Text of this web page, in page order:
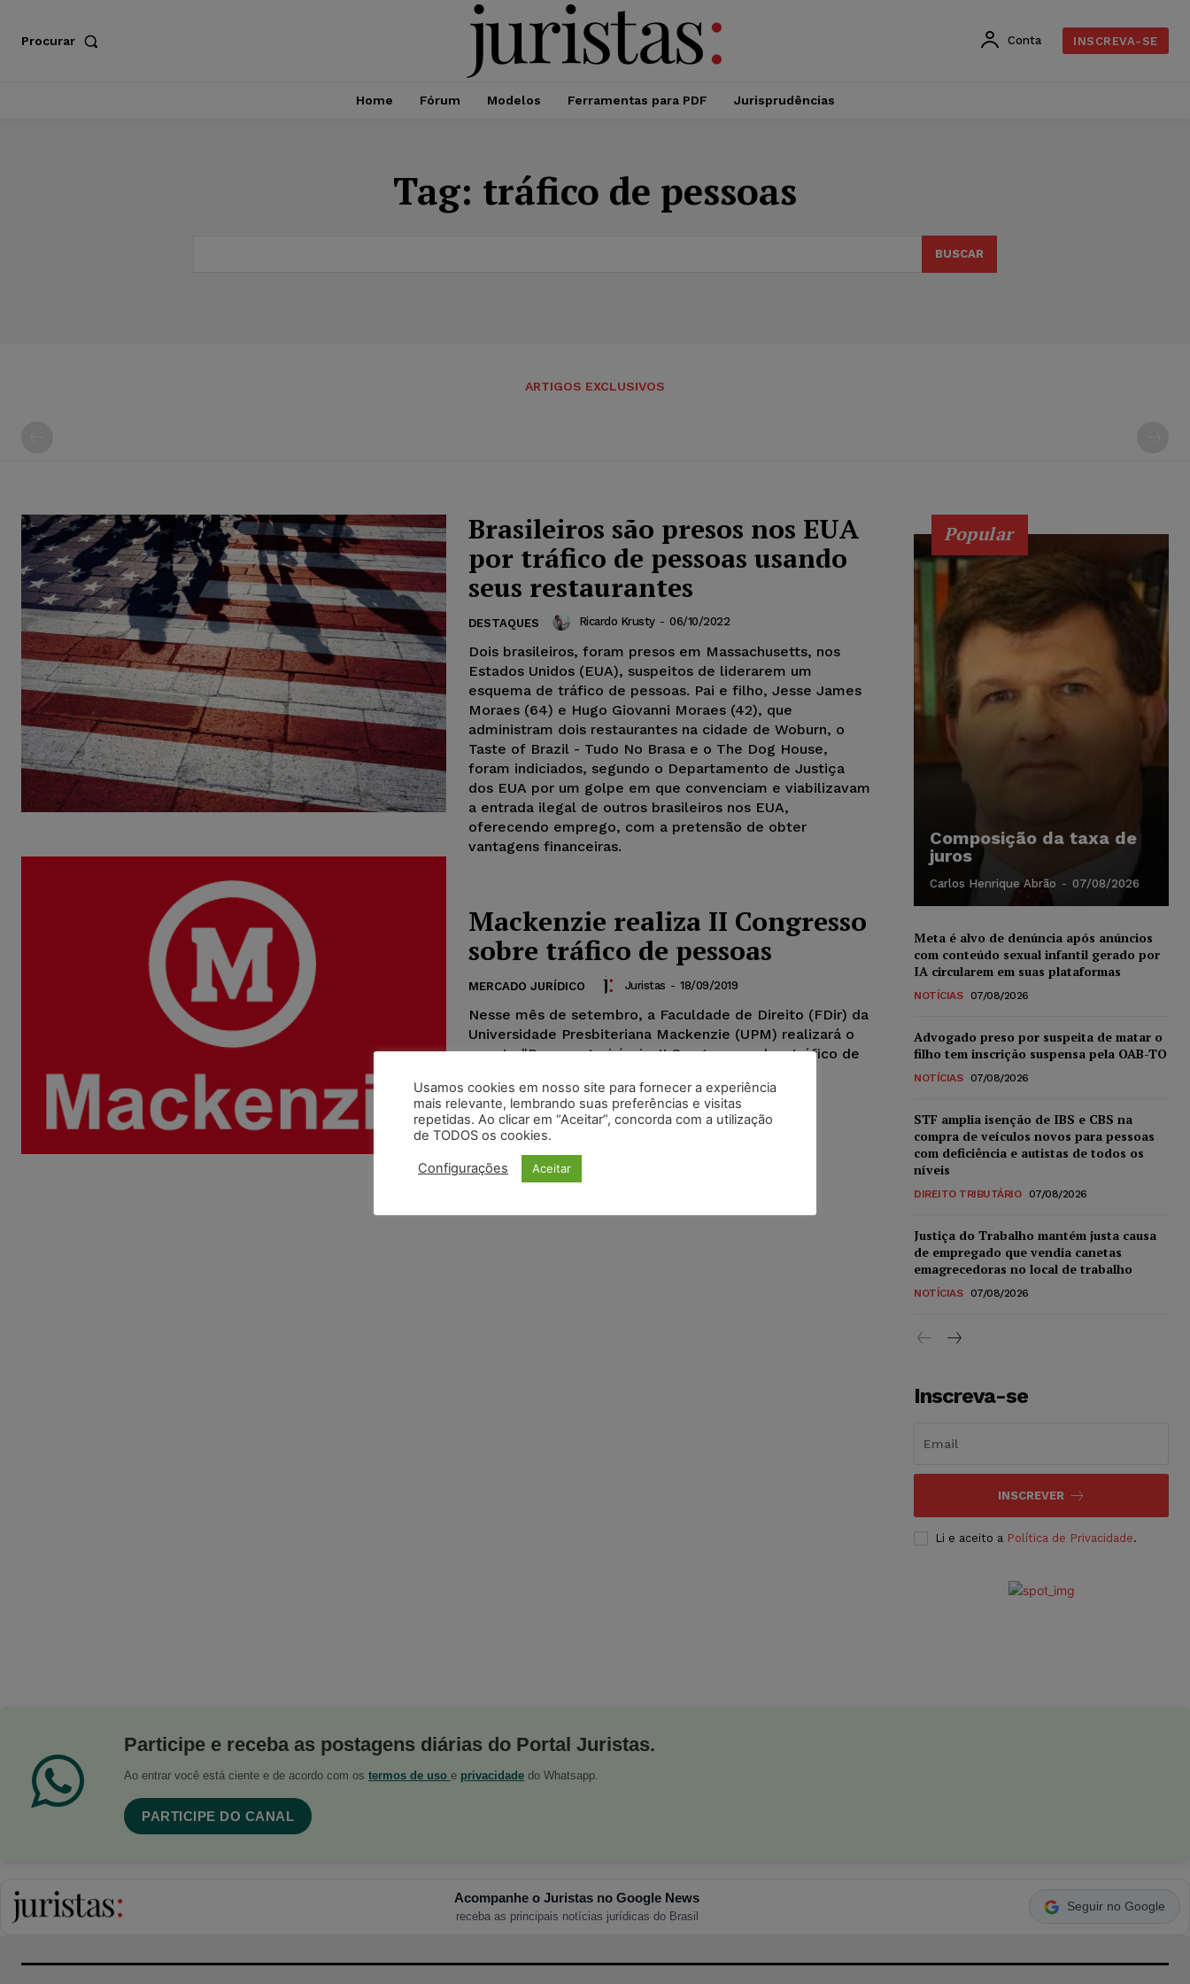
Procurar Conta INSCREVA-SE
Home Fórum Modelos Ferramentas para PDF Jurisprudências
Tag: tráfico de pessoas
BUSCAR
ARTIGOS EXCLUSIVOS
Brasileiros são presos nos EUA
por tráfico de pessoas usando
seus restaurantes
DESTAQUES Ricardo Krusty - 06/10/2022
Dois brasileiros, foram presos em Massachusetts, nos
Estados Unidos (EUA), suspeitos de liderarem um
esquema de tráfico de pessoas. Pai e filho, Jesse James
Moraes (64) e Hugo Giovanni Moraes (42), que
administram dois restaurantes na cidade de Woburn, o
Taste of Brazil - Tudo No Brasa e o The Dog House,
foram indiciados, segundo o Departamento de Justiça
dos EUA por um golpe em que convenciam e viabilizavam
a entrada ilegal de outros brasileiros nos EUA,
oferecendo emprego, com a pretensão de obter
vantagens financeiras.
Mackenzie realiza II Congresso
sobre tráfico de pessoas
MERCADO JURÍDICO Juristas - 18/09/2019
Nesse mês de setembro, a Faculdade de Direito (FDir) da
Universidade Presbiteriana Mackenzie (UPM) realizará o
evento "Pessoas Invisíveis: II Congresso sobre tráfico de
no campus Higienópolis.
Popular
Composição da taxa de
juros
Carlos Henrique Abrão - 07/08/2026
Meta é alvo de denúncia após anúncios
com conteúdo sexual infantil gerado por
IA circularem em suas plataformas
NOTÍCIAS 07/08/2026
Advogado preso por suspeita de matar o
filho tem inscrição suspensa pela OAB-TO
NOTÍCIAS 07/08/2026
STF amplia isenção de IBS e CBS na
compra de veículos novos para pessoas
com deficiência e autistas de todos os
níveis
DIREITO TRIBUTÁRIO 07/08/2026
Justiça do Trabalho mantém justa causa
de empregado que vendia canetas
emagrecedoras no local de trabalho
NOTÍCIAS 07/08/2026
Inscreva-se
INSCREVER
Li e aceito a Política de Privacidade.
Participe e receba as postagens diárias do Portal Juristas.
Ao entrar você está ciente e de acordo com os termos de uso e privacidade do Whatsapp.
PARTICIPE DO CANAL
Acompanhe o Juristas no Google News
receba as principais notícias jurídicas do Brasil
Seguir no Google
Usamos cookies em nosso site para fornecer a experiência
mais relevante, lembrando suas preferências e visitas
repetidas. Ao clicar em “Aceitar”, concorda com a utilização
de TODOS os cookies.
Configurações Aceitar